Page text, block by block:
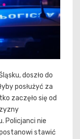
doszło do
posłużyć za
zaczęło się od
Policjanci nie
stawić